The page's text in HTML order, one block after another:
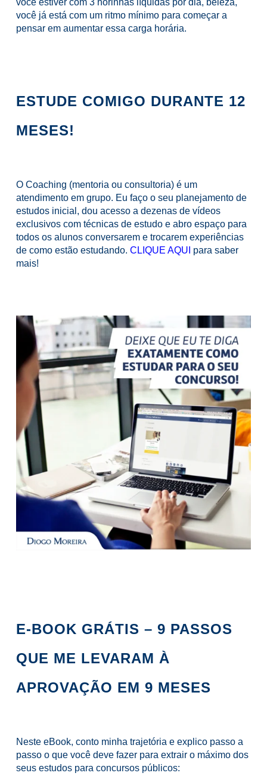
você já está com um ritmo mínimo para começar a
pensar em aumentar essa carga horária.
ESTUDE COMIGO DURANTE 12
MESES!
O Coaching (mentoria ou consultoria) é um
atendimento em grupo. Eu faço o seu planejamento de
estudos inicial, dou acesso a dezenas de vídeos
exclusivos com técnicas de estudo e abro espaço para
todos os alunos conversarem e trocarem experiências
de como estão estudando. CLIQUE AQUI para saber
mais!
E-BOOK GRÁTIS – 9 PASSOS
QUE ME LEVARAM À
APROVAÇÃO EM 9 MESES
Neste eBook, conto minha trajetória e explico passo a
passo o que você deve fazer para extrair o máximo dos
seus estudos para concursos públicos: